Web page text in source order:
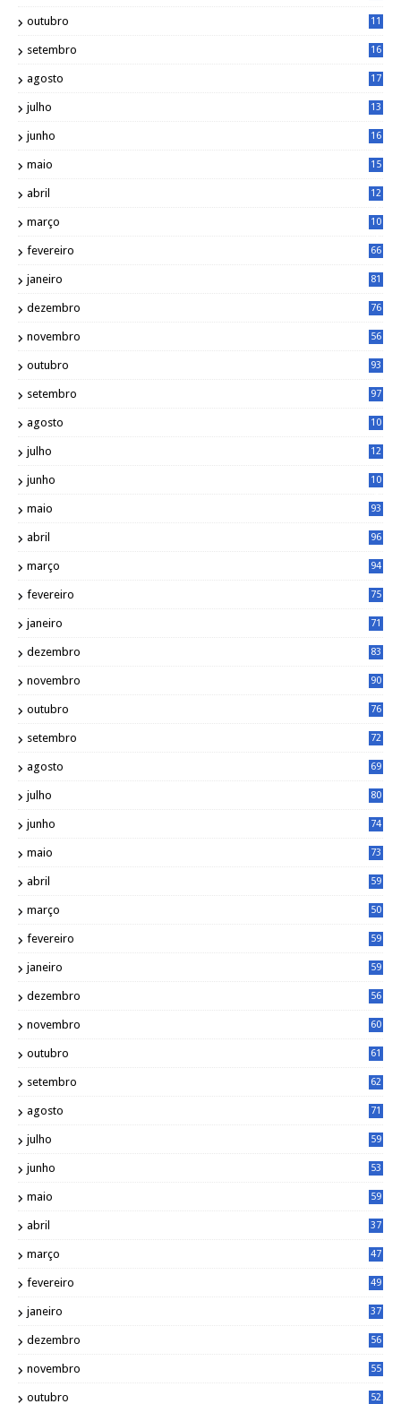
outubro
11
setembro
16
agosto
17
julho
13
junho
16
maio
15
abril
12
março
10
fevereiro 66
janeiro 81
dezembro 76
novembro 56
outubro 93
setembro 97
agosto
10
julho
12
junho
10
maio 93
abril 96
março 94
fevereiro 75
janeiro 71
dezembro 83
novembro 90
outubro 76
setembro 72
agosto 69
julho 80
junho 74
maio 73
abril 59
março 50
fevereiro 59
janeiro 59
dezembro 56
novembro 60
outubro 61
setembro 62
agosto 71
julho 59
junho 53
maio 59
abril 37
março 47
fevereiro 49
janeiro 37
dezembro 56
novembro 55
outubro 52